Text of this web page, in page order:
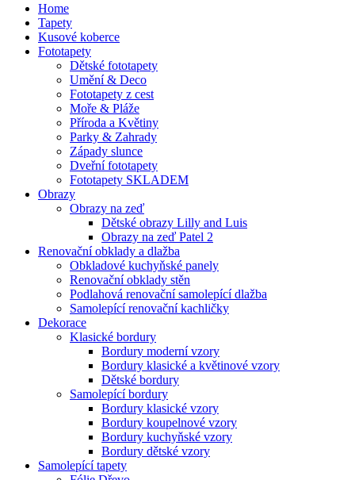
Home
Tapety
Kusové koberce
Fototapety
Dětské fototapety
Umění & Deco
Fototapety z cest
Moře & Pláže
Příroda a Květiny
Parky & Zahrady
Západy slunce
Dveřní fototapety
Fototapety SKLADEM
Obrazy
Obrazy na zeď
Dětské obrazy Lilly and Luis
Obrazy na zeď Patel 2
Renovační obklady a dlažba
Obkladové kuchyňské panely
Renovační obklady stěn
Podlahová renovační samolepící dlažba
Samolepící renovační kachličky
Dekorace
Klasické bordury
Bordury moderní vzory
Bordury klasické a květinové vzory
Dětské bordury
Samolepící bordury
Bordury klasické vzory
Bordury koupelnové vzory
Bordury kuchyňské vzory
Bordury dětské vzory
Samolepící tapety